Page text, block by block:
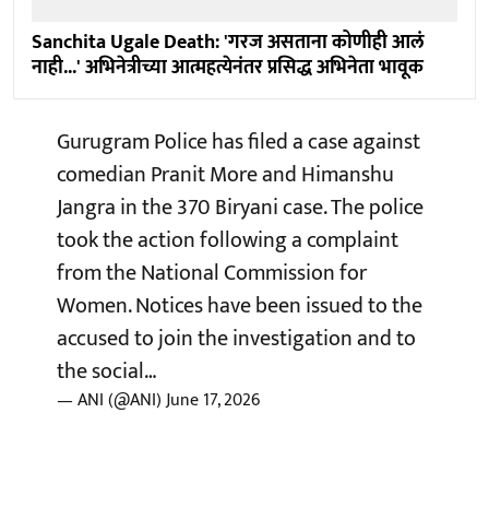
Sanchita Ugale Death: 'गरज असताना कोणीही आलं
नाही...' अभिनेत्रीच्या आत्महत्येनंतर प्रसिद्ध अभिनेता भावूक
Gurugram Police has filed a case against
comedian Pranit More and Himanshu
Jangra in the 370 Biryani case. The police
took the action following a complaint
from the National Commission for
Women. Notices have been issued to the
accused to join the investigation and to
the social…
— ANI (@ANI)June 17, 2026